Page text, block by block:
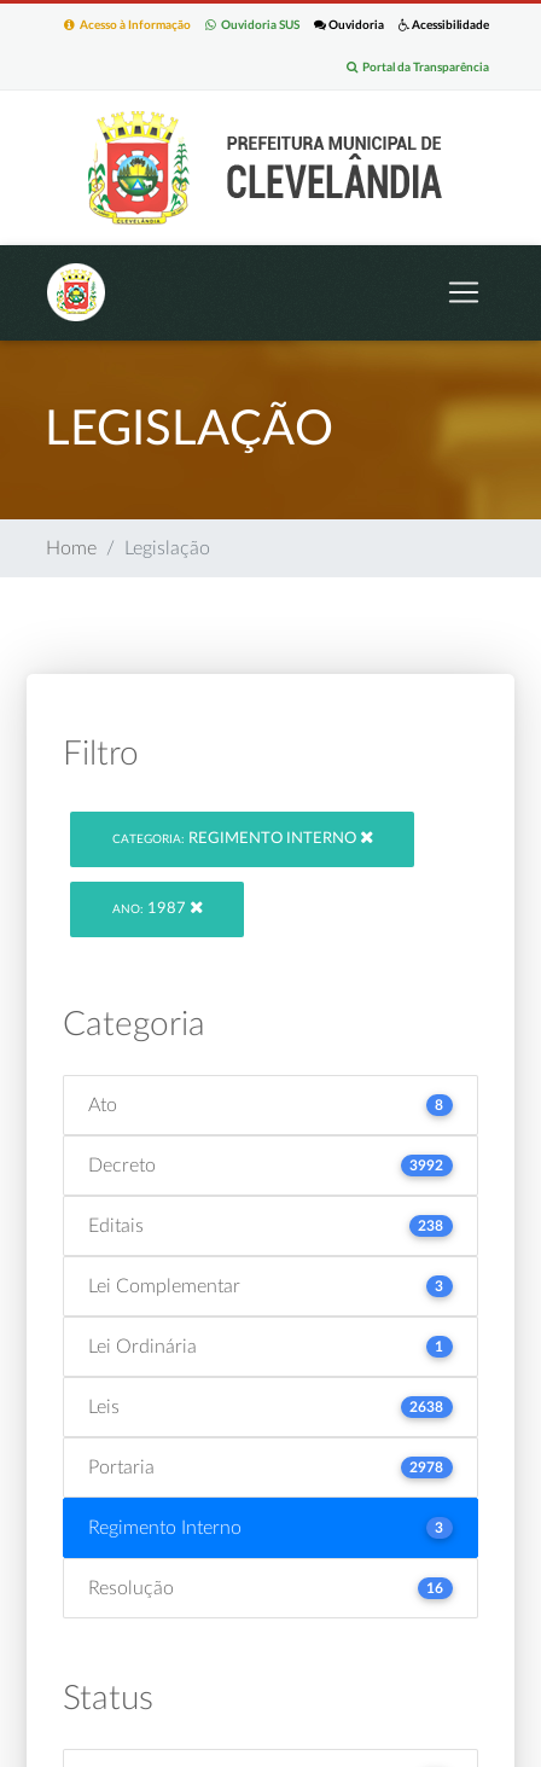
Acessibilidade
Ouvidoria
Ouvidoria SUS
Acesso à Informação
Portal da Transparência
LEGISLAÇÃO
Home Legislação
Filtro
CATEGORIA: REGIMENTO INTERNO
ANO: 1987
Categoria
Ato 8
Decreto 3992
Editais 238
Lei Complementar 3
Lei Ordinária 1
Leis 2638
Portaria 2978
Regimento Interno 3
Resolução 16
Status